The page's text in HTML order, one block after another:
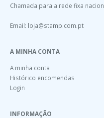
Chamada para a rede fixa
Email: loja@stamp.com.pt
A MINHA CONTA
A minha conta
Histórico encomendas
Login
INFORMAÇÃO